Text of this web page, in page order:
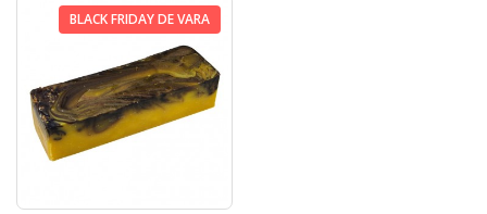
BLACK FRIDAY DE VARA